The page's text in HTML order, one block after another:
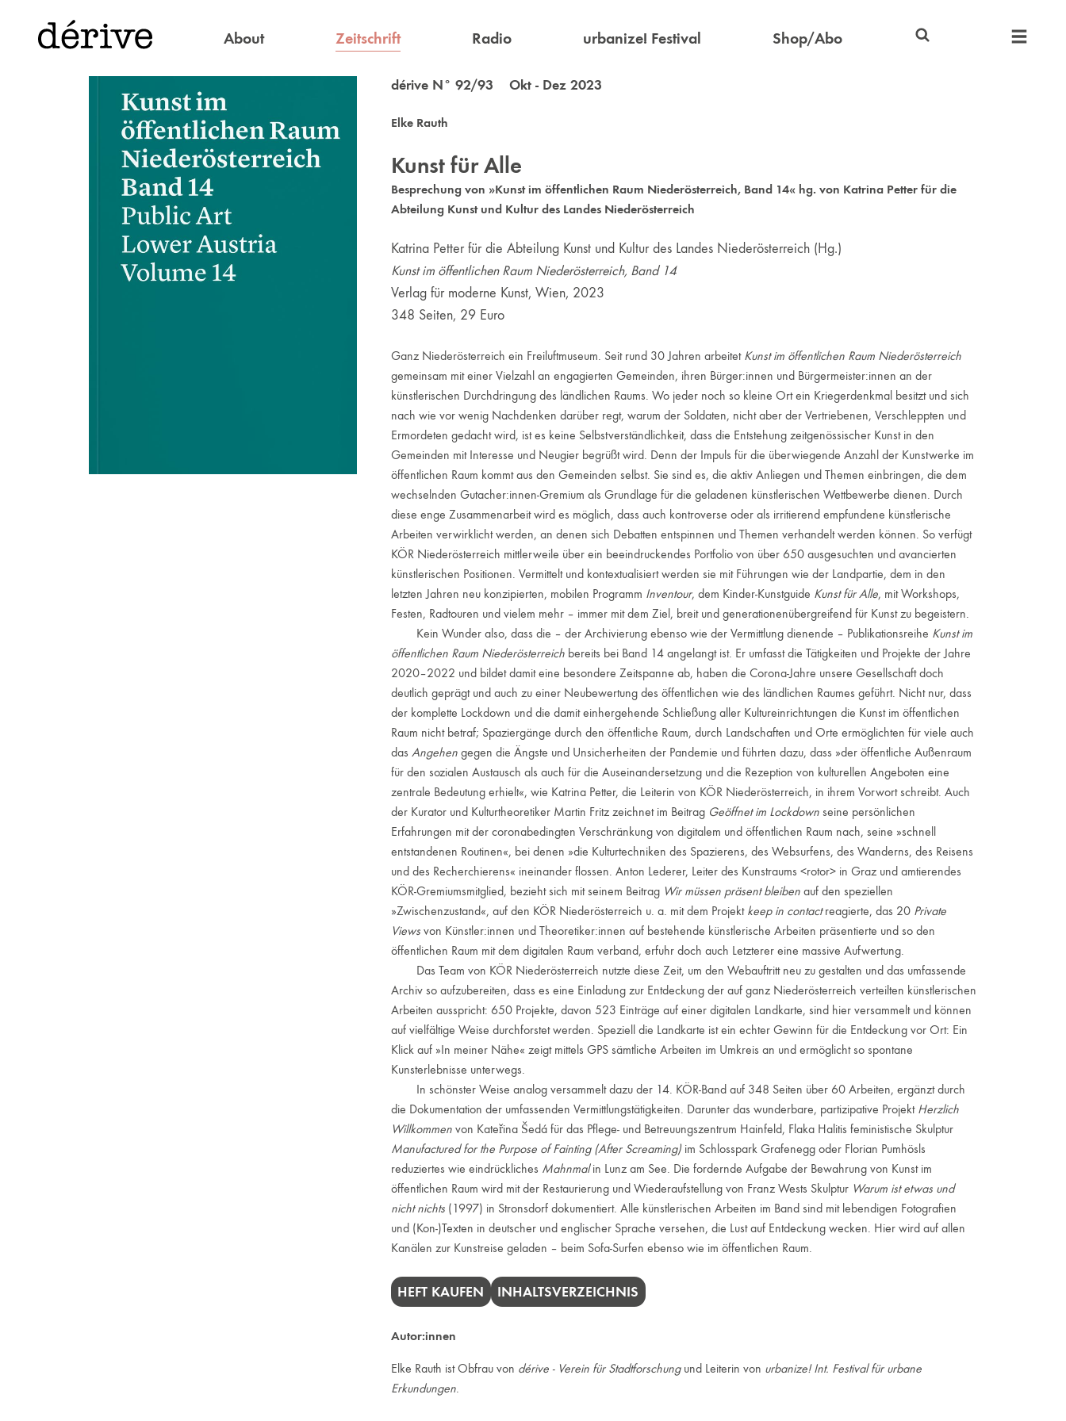
About Zeitschrift Radio urbanize! Festival Shop/Abo
dérive N° 92/93 Okt - Dez 2023
Elke Rauth
Kunst für Alle
Besprechung von »Kunst im öffentlichen Raum Niederösterreich, Band 14« hg. von Katrina Petter für die
Abteilung Kunst und Kultur des Landes Niederösterreich
Katrina Petter für die Abteilung Kunst und Kultur des Landes Niederösterreich (Hg.)
Kunst im öffentlichen Raum Niederösterreich, Band 14
Verlag für moderne Kunst, Wien, 2023
348 Seiten, 29 Euro
Ganz Niederösterreich ein Freiluftmuseum. Seit rund 30 Jahren arbeitet Kunst im öffentlichen Raum Niederösterreich
gemeinsam mit einer Vielzahl an engagierten Gemeinden, ihren Bürger:innen und Bürgermeister:innen an der
künstlerischen Durchdringung des ländlichen Raums. Wo jeder noch so kleine Ort ein Kriegerdenkmal besitzt und sich
nach wie vor wenig Nachdenken darüber regt, warum der Soldaten, nicht aber der Vertriebenen, Verschleppten und
Ermordeten gedacht wird, ist es keine Selbstverständlichkeit, dass die Entstehung zeitgenössischer Kunst in den
Gemeinden mit Interesse und Neugier begrüßt wird. Denn der Impuls für die überwiegende Anzahl der Kunstwerke im
öffentlichen Raum kommt aus den Gemeinden selbst. Sie sind es, die aktiv Anliegen und Themen einbringen, die dem
wechselnden Gutacher:innen-Gremium als Grundlage für die geladenen künstlerischen Wettbewerbe dienen. Durch
diese enge Zusammenarbeit wird es möglich, dass auch kontroverse oder als irritierend empfundene künstlerische
Arbeiten verwirklicht werden, an denen sich Debatten entspinnen und Themen verhandelt werden können. So verfügt
KÖR Niederösterreich mittlerweile über ein beeindruckendes Portfolio von über 650 ausgesuchten und avancierten
künstlerischen Positionen. Vermittelt und kontextualisiert werden sie mit Führungen wie der Landpartie, dem in den
letzten Jahren neu konzipierten, mobilen Programm Inventour, dem Kinder-Kunstguide Kunst für Alle, mit Workshops,
Festen, Radtouren und vielem mehr – immer mit dem Ziel, breit und generationenübergreifend für Kunst zu begeistern.
Kein Wunder also, dass die – der Archivierung ebenso wie der Vermittlung dienende – Publikationsreihe Kunst im
öffentlichen Raum Niederösterreichbereits bei Band 14 angelangt ist. Er umfasst die Tätigkeiten und Projekte der Jahre
2020–2022 und bildet damit eine besondere Zeitspanne ab, haben die Corona-Jahre unsere Gesellschaft doch
deutlich geprägt und auch zu einer Neubewertung des öffentlichen wie des ländlichen Raumes geführt. Nicht nur, dass
der komplette Lockdown und die damit einhergehende Schließung aller Kultureinrichtungen die Kunst im öffentlichen
Raum nicht betraf; Spaziergänge durch den öffentliche Raum, durch Landschaften und Orte ermöglichten für viele auch
das Angehengegen die Ängste und Unsicherheiten der Pandemie und führten dazu, dass »der öffentliche Außenraum
für den sozialen Austausch als auch für die Auseinandersetzung und die Rezeption von kulturellen Angeboten eine
zentrale Bedeutung erhielt«, wie Katrina Petter, die Leiterin von KÖR Niederösterreich, in ihrem Vorwort schreibt. Auch
der Kurator und Kulturtheoretiker Martin Fritz zeichnet im Beitrag Geöffnet im Lockdownseine persönlichen
Erfahrungen mit der coronabedingten Verschränkung von digitalem und öffentlichen Raum nach, seine »schnell
entstandenen Routinen«, bei denen »die Kulturtechniken des Spazierens, des Websurfens, des Wanderns, des Reisens
und des Recherchierens« ineinander flossen. Anton Lederer, Leiter des Kunstraums <rotor> in Graz und amtierendes
KÖR-Gremiumsmitglied, bezieht sich mit seinem Beitrag Wir müssen präsent bleibenauf den speziellen
»Zwischenzustand«, auf den KÖR Niederösterreich u. a. mit dem Projekt keep in contactreagierte, das 20 Private
Viewsvon Künstler:innen und Theoretiker:innen auf bestehende künstlerische Arbeiten präsentierte und so den
öffentlichen Raum mit dem digitalen Raum verband, erfuhr doch auch Letzterer eine massive Aufwertung.
Das Team von KÖR Niederösterreich nutzte diese Zeit, um den Webauftritt neu zu gestalten und das umfassende
Archiv so aufzubereiten, dass es eine Einladung zur Entdeckung der auf ganz Niederösterreich verteilten künstlerischen
Arbeiten ausspricht: 650 Projekte, davon 523 Einträge auf einer digitalen Landkarte, sind hier versammelt und können
auf vielfältige Weise durchforstet werden. Speziell die Landkarte ist ein echter Gewinn für die Entdeckung vor Ort: Ein
Klick auf »In meiner Nähe« zeigt mittels GPS sämtliche Arbeiten im Umkreis an und ermöglicht so spontane
Kunsterlebnisse unterwegs.
In schönster Weise analog versammelt dazu der 14. KÖR-Band auf 348 Seiten über 60 Arbeiten, ergänzt durch
die Dokumentation der umfassenden Vermittlungstätigkeiten. Darunter das wunderbare, partizipative Projekt Herzlich
Willkommenvon Kateřina Šedá für das Pflege- und Betreuungszentrum Hainfeld, Flaka Halitis feministische Skulptur
Manufactured for the Purpose of Fainting (After Screaming)im Schlosspark Grafenegg oder Florian Pumhösls
reduziertes wie eindrückliches Mahnmalin Lunz am See. Die fordernde Aufgabe der Bewahrung von Kunst im
öffentlichen Raum wird mit der Restaurierung und Wiederaufstellung von Franz Wests Skulptur Warum ist etwas und
nicht nichts(1997) in Stronsdorf dokumentiert. Alle künstlerischen Arbeiten im Band sind mit lebendigen Fotografien
und (Kon-)Texten in deutscher und englischer Sprache versehen, die Lust auf Entdeckung wecken. Hier wird auf allen
Kanälen zur Kunstreise geladen – beim Sofa-Surfen ebenso wie im öffentlichen Raum.
HEFT KAUFEN INHALTSVERZEICHNIS
Autor:innen
Elke Rauth ist Obfrau von dérive - Verein für Stadtforschungund Leiterin von urbanize! Int. Festival für urbane
Erkundungen.